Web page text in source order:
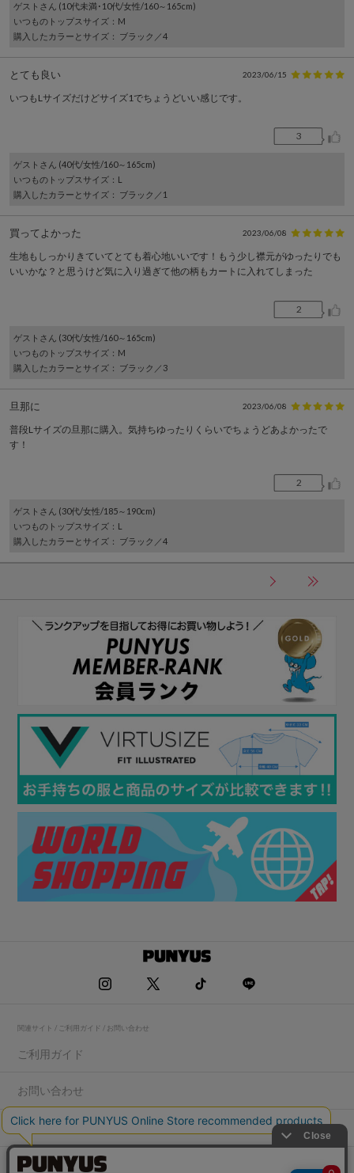
ゲスト さん (10代未満･10代/女性/160～165cm)
いつものトップスサイズ ：M
購入したカラーとサイズ ： ブラック／4
とても良い 2023/06/15
いつもLサイズだけどサイズ1でちょうどいい感じです。
3
ゲスト さん (40代/女性/160～165cm)
いつものトップスサイズ ：L
購入したカラーとサイズ ： ブラック／1
買ってよかった 2023/06/08
生地もしっかりきていてとても着心地いいです！もう少し襟元がゆったりでも
いいかな？と思うけど気に入り過ぎて他の柄もカートに入れてしまった
2
ゲスト さん (30代/女性/160～165cm)
いつものトップスサイズ ：M
購入したカラーとサイズ ： ブラック／3
旦那に 2023/06/08
普段Lサイズの旦那に購入。気持ちゆったりくらいでちょうどあよかったで
す！
2
ゲスト さん (30代/女性/185～190cm)
いつものトップスサイズ ：L
購入したカラーとサイズ ： ブラック／4
関連サイト / ご利用ガイド / お問い合わせ
ご利用ガイド
お問い合わせ
求人情報
店舗一覧